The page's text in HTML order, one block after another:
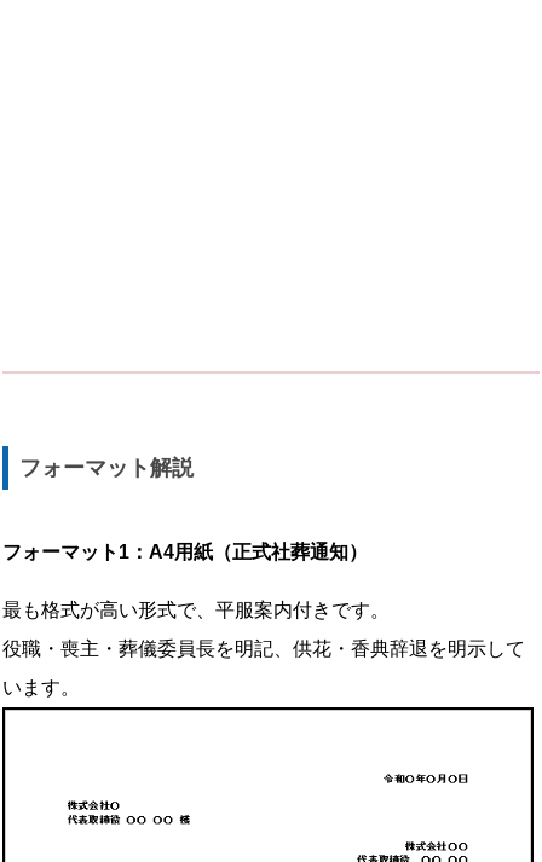
フォーマット解説
フォーマット1：A4用紙（正式社葬通知）
最も格式が高い形式で、平服案内付きです。
役職・喪主・葬儀委員長を明記、供花・香典辞退を明示して
います。